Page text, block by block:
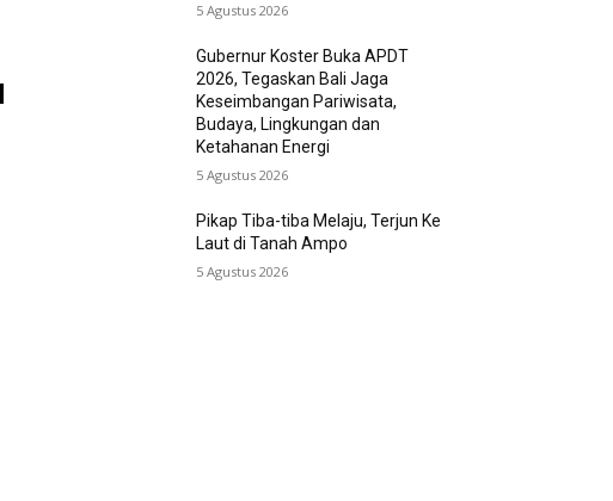
5 Agustus 2026
Gubernur Koster Buka APDT
2026, Tegaskan Bali Jaga
Keseimbangan Pariwisata,
Budaya, Lingkungan dan
Ketahanan Energi
5 Agustus 2026
Pikap Tiba-tiba Melaju, Terjun Ke
Laut di Tanah Ampo
5 Agustus 2026